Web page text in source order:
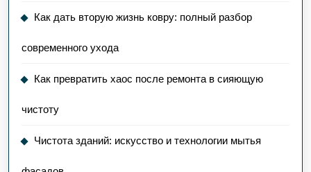
Как дать вторую жизнь ковру: полный разбор
современного ухода
Как превратить хаос после ремонта в сияющую
чистоту
Чистота зданий: искусство и технологии мытья